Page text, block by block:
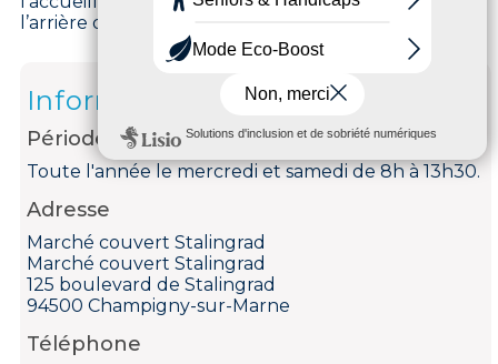
l’arrière du bâtiment.
Informations
Période d'ouverture
Toute l'année le mercredi et samedi de 8h à 13h30.
Adresse
Marché couvert Stalingrad
Marché couvert Stalingrad
125 boulevard de Stalingrad
94500 Champigny-sur-Marne
Téléphone